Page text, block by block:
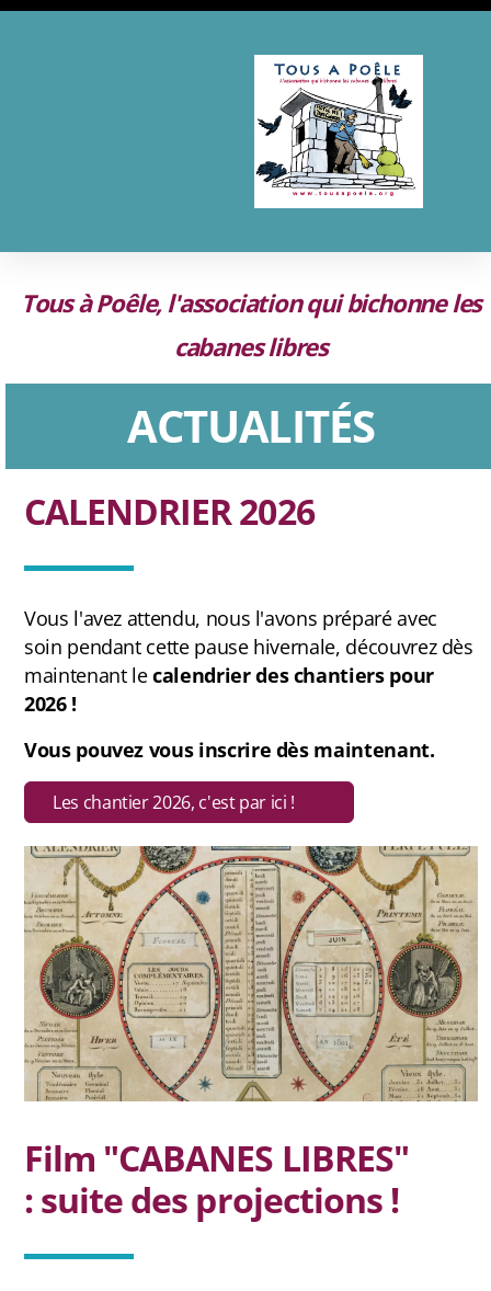
Tous à Poêle, l'association qui bichonne les
cabanes libres
ACTUALITÉS
CALENDRIER 2026
Vous l'avez attendu, nous l'avons préparé avec
soin pendant cette pause hivernale, découvrez dès
maintenant lecalendrier des chantiers pour
2026 !
Vous pouvez vous inscrire dès maintenant.
Les chantier 2026, c'est par ici !
Film "CABANES LIBRES"
:suite des projections !
Les complices
FAQ
Carte des cabanes
Bauges
Baronnies Provençales
Beaumont
Belledonne
Capcir-Cerdagne
Ventoux
Vercors
Antenne Belledonne
Antenne Capcir Cerdagne
Antenne Jura